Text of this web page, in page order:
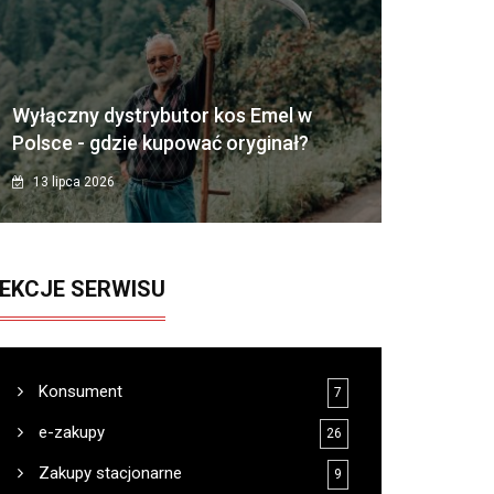
Wyłączny dystrybutor kos Emel w
Polsce - gdzie kupować oryginał?
13 lipca 2026
SERWISU
Konsument 7
e-zakupy 26
Zakupy stacjonarne 9